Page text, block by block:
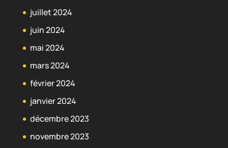
juillet 2024
juin 2024
mai 2024
mars 2024
février 2024
janvier 2024
décembre 2023
novembre 2023